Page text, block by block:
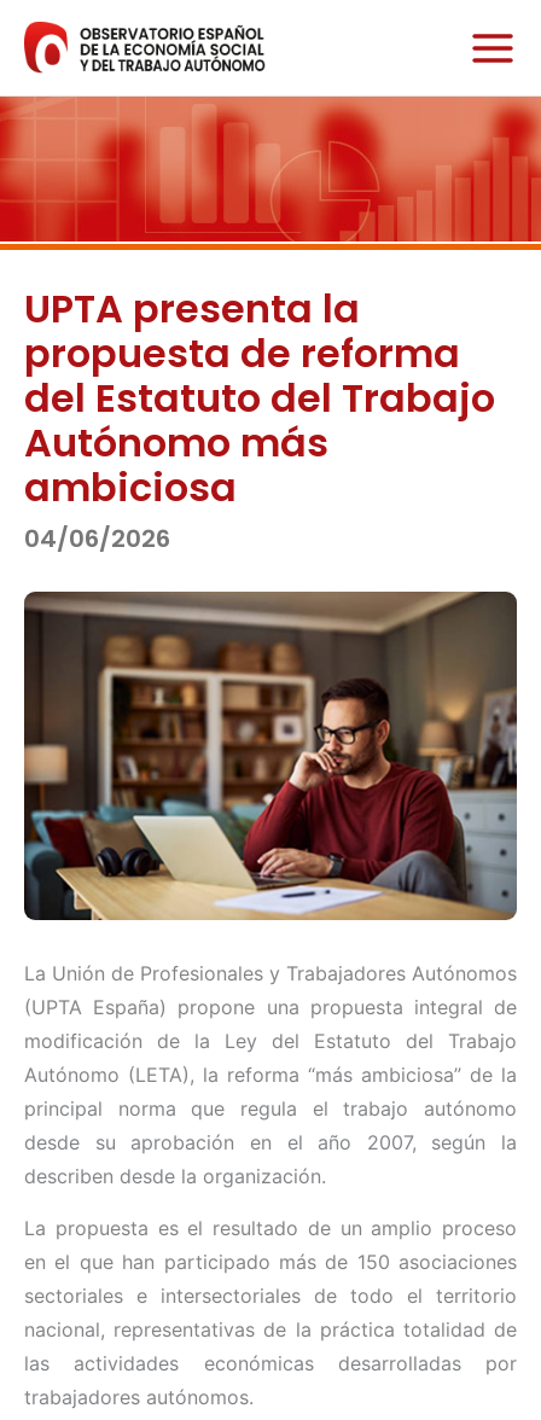
contenido
UPTA presenta la
propuesta de reforma
del Estatuto del Trabajo
Autónomo más
ambiciosa
04/06/2026
La Unión de Profesionales y Trabajadores Autónomos
(UPTA España) propone una propuesta integral de
modificación de la Ley del Estatuto del Trabajo
Autónomo (LETA), la reforma “más ambiciosa” de la
principal norma que regula el trabajo autónomo
desde su aprobación en el año 2007, según la
describen desde la organización.
La propuesta es el resultado de un amplio proceso
en el que han participado más de 150 asociaciones
sectoriales e intersectoriales de todo el territorio
nacional, representativas de la práctica totalidad de
las actividades económicas desarrolladas por
trabajadores autónomos.